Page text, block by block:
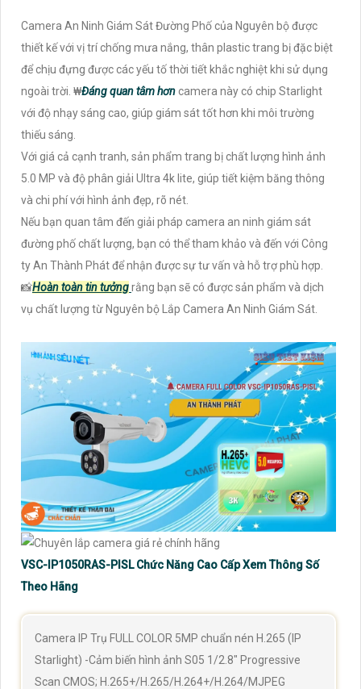
Camera An Ninh Giám Sát Đường Phố của Nguyên bộ được
thiết kế với vị trí chống mưa nắng, thân plastic trang bị đặc biệt
để chịu đựng được các yếu tố thời tiết khắc nghiệt khi sử dụng
ngoài trời. ₩Đáng quan tâm hơncamera này có chip Starlight
với độ nhạy sáng cao, giúp giám sát tốt hơn khi môi trường
thiếu sáng.
Với giá cả cạnh tranh, sản phẩm trang bị chất lượng hình ảnh
5.0 MP và độ phân giải Ultra 4k lite, giúp tiết kiệm băng thông
và chi phí với hình ảnh đẹp, rõ nét.
Nếu bạn quan tâm đến giải pháp camera an ninh giám sát
đường phố chất lượng, bạn có thể tham khảo và đến với Công
ty An Thành Phát để nhận được sự tư vấn và hỗ trợ phù hợp.
📸Hoàn toàn tin tưởngrằng bạn sẽ có được sản phẩm và dịch
vụ chất lượng từ Nguyên bộ Lắp Camera An Ninh Giám Sát.
VSC-IP1050RAS-PISL Chức Năng Cao Cấp Xem Thông Số
Theo Hãng
Camera IP Trụ FULL COLOR 5MP chuẩn nén H.265 (IP
Starlight) -Cảm biến hình ảnh S05 1/2.8" Progressive
Scan CMOS; H.265+/H.265/H.264+/H.264/MJPEG